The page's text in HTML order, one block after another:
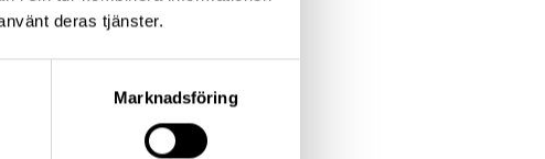
deras tjänster.
Marknadsföring